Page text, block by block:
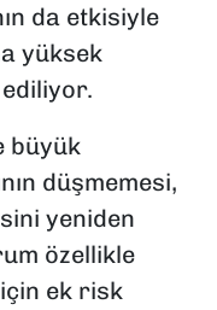
da etkisiyle
yüksek
büyük
düşmemesi,
yeniden
özellikle
ek risk